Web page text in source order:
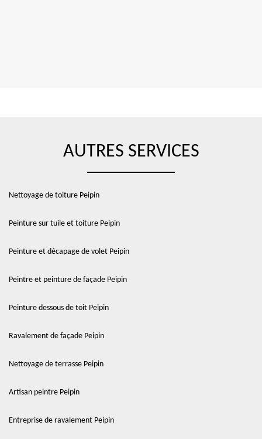
AUTRES SERVICES
Nettoyage de toiture Peipin
Peinture sur tuile et toiture Peipin
Peinture et décapage de volet Peipin
Peintre et peinture de façade Peipin
Peinture dessous de toit Peipin
Ravalement de façade Peipin
Nettoyage de terrasse Peipin
Artisan peintre Peipin
Entreprise de ravalement Peipin